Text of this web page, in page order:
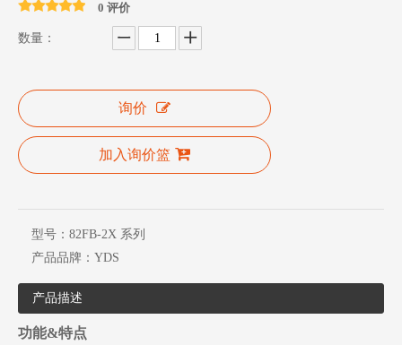
0 评价
数量：
询价
加入询价篮
型号： 82FB-2X 系列
产品品牌： YDS
产品描述
功能&特点